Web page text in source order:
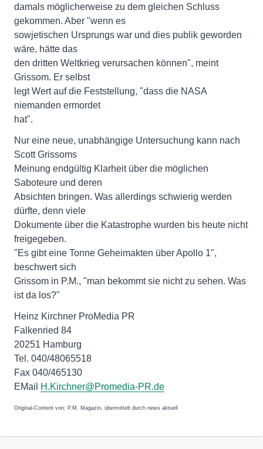
damals möglicherweise zu dem gleichen Schluss
gekommen. Aber "wenn es
sowjetischen Ursprungs war und dies publik geworden
wäre, hätte das
den dritten Weltkrieg verursachen können", meint
Grissom. Er selbst
legt Wert auf die Feststellung, "dass die NASA
niemanden ermordet
hat".
Nur eine neue, unabhängige Untersuchung kann nach
Scott Grissoms
Meinung endgültig Klarheit über die möglichen
Saboteure und deren
Absichten bringen. Was allerdings schwierig werden
dürfte, denn viele
Dokumente über die Katastrophe wurden bis heute nicht
freigegeben.
"Es gibt eine Tonne Geheimakten über Apollo 1",
beschwert sich
Grissom in P.M., "man bekommt sie nicht zu sehen. Was
ist da los?"
Heinz Kirchner ProMedia PR
Falkenried 84
20251 Hamburg
Tel. 040/48065518
Fax 040/465130
EMail
H.Kirchner@Promedia-PR.de
Original-Content von: P.M. Magazin, übermittelt durch news aktuell